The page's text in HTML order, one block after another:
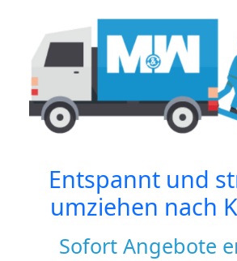
Entspannt und
umziehen nach
Sofort Angebote